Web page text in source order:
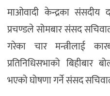
माओवादी केन्द्रका
प्रचण्डले सोमबार संसद
गरेका चार मन्त्रीलाई
प्रतिनिधिसभाको
भएको घोषणा गर्ने संसद